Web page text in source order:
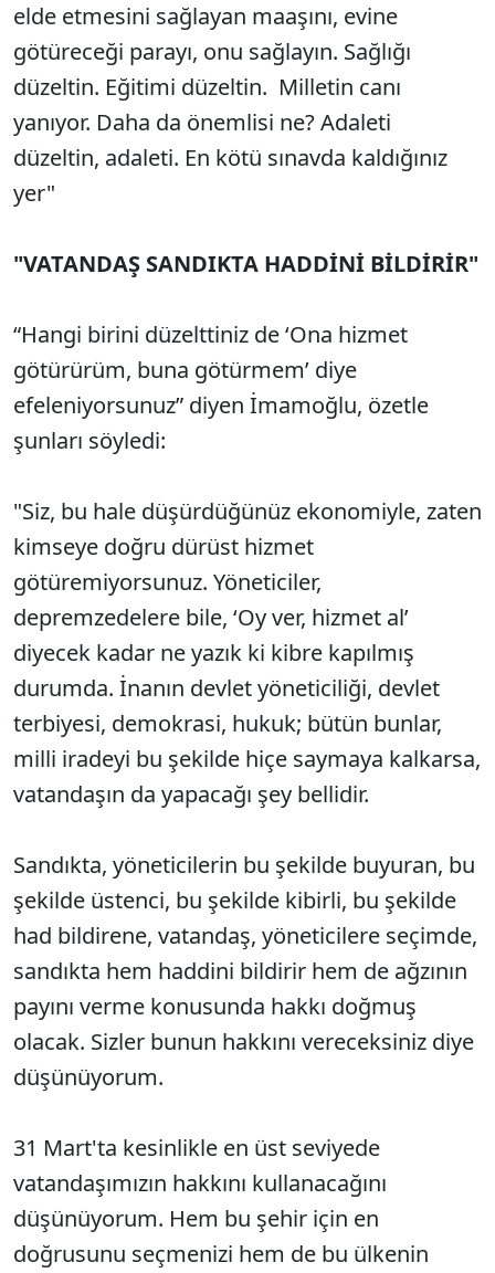
elde etmesini sağlayan maaşını, evine
götüreceği parayı, onu sağlayın. Sağlığı
düzeltin. Eğitimi düzeltin. Milletin canı
yanıyor. Daha da önemlisi ne? Adaleti
düzeltin, adaleti. En kötü sınavda kaldığınız
yer"
"VATANDAŞ SANDIKTA HADDİNİ BİLDİRİR"
“Hangi birini düzelttiniz de ‘Ona hizmet
götürürüm, buna götürmem’ diye
efeleniyorsunuz” diyen İmamoğlu, özetle
şunları söyledi:
"Siz, bu hale düşürdüğünüz ekonomiyle, zaten
kimseye doğru dürüst hizmet
götüremiyorsunuz. Yöneticiler,
depremzedelere bile, ‘Oy ver, hizmet al’
diyecek kadar ne yazık ki kibre kapılmış
durumda. İnanın devlet yöneticiliği, devlet
terbiyesi, demokrasi, hukuk; bütün bunlar,
milli iradeyi bu şekilde hiçe saymaya kalkarsa,
vatandaşın da yapacağı şey bellidir.
Sandıkta, yöneticilerin bu şekilde buyuran, bu
şekilde üstenci, bu şekilde kibirli, bu şekilde
had bildirene, vatandaş, yöneticilere seçimde,
sandıkta hem haddini bildirir hem de ağzının
payını verme konusunda hakkı doğmuş
olacak. Sizler bunun hakkını vereceksiniz diye
düşünüyorum.
31 Mart'ta kesinlikle en üst seviyede
vatandaşımızın hakkını kullanacağını
düşünüyorum. Hem bu şehir için en
doğrusunu seçmenizi hem de bu ülkenin